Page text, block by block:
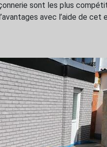
sont les plus
avec l’aide de cet